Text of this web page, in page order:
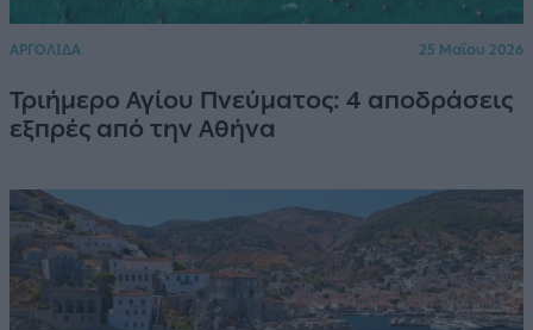
ΑΡΓΟΛΙΔΑ 25 Μαΐου 2026
Τριήμερο Αγίου Πνεύματος: 4 αποδράσεις
εξπρές από την Αθήνα